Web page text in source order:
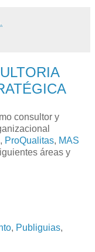
consultor y
, ProQualitas, MAS
áreas y
, Publiguias,